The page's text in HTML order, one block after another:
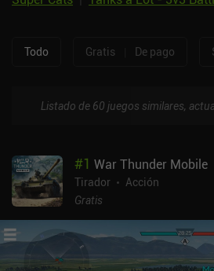
Todo Gratis De pago
Listado de 60 juegos similares,
#1 War Thunder Mobile
Tirador
Acción
Gratis